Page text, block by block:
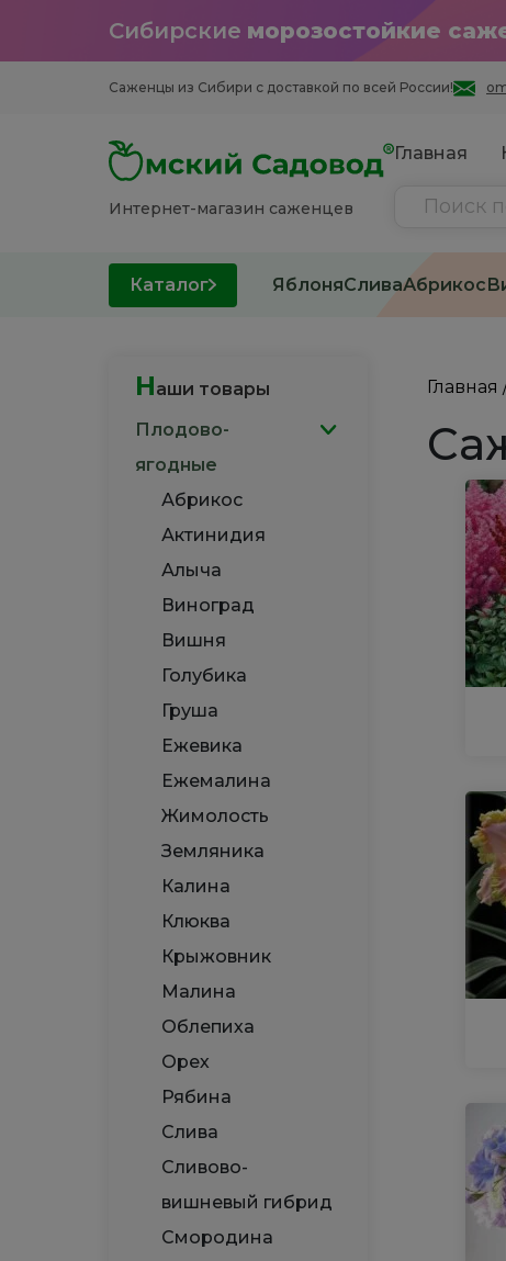
Сибирские морозостойкие
Саженцы из Cибири с доставкой по всей России!
Интернет-магазин саженцев
Главная
Каталог ЯблоняСливаАбрикос
Наши товары
Плодово-
ягодные
Абрикос
Актинидия
Алыча
Виноград
Вишня
Голубика
Груша
Ежевика
Ежемалина
Жимолость
Земляника
Калина
Клюква
Крыжовник
Малина
Облепиха
Орех
Рябина
Слива
Сливово-
вишневый гибрид
Смородина
Главная